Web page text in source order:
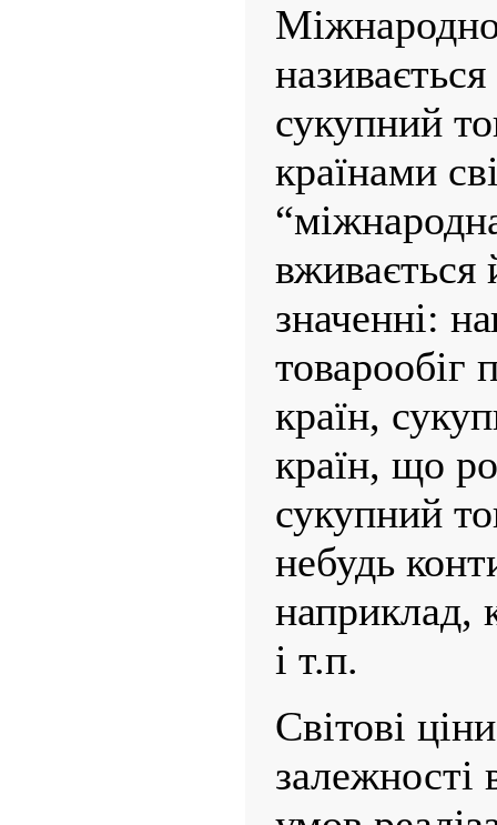
сукупний
країнами
вживається
значенні:
товарообіг
країн,
країн, що
сукупний
небудь
наприклад,
і т.п.
Світові
залежності